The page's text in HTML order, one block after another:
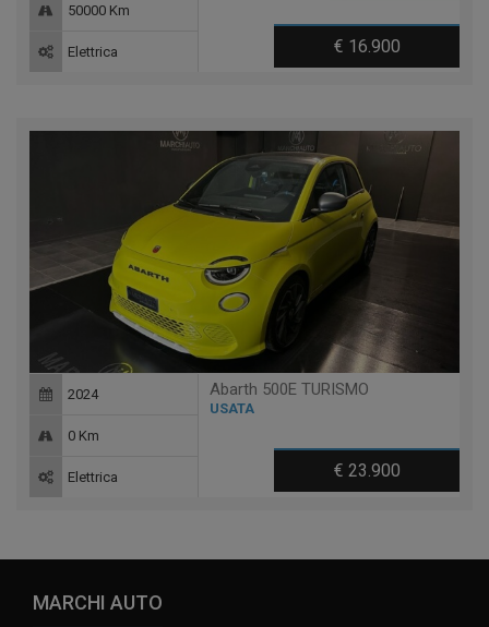
€ 16.900
50000 Km
Elettrica
Abarth 500E TURISMO
USATA
€ 23.900
2024
0 Km
Elettrica
MARCHI AUTO